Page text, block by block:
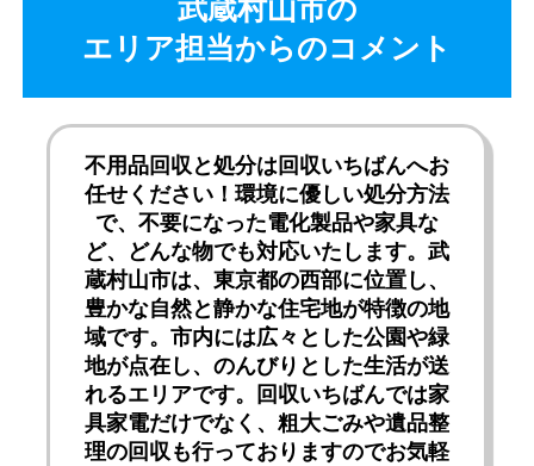
武蔵村山市の
エリア担当からのコメント
不用品回収と処分は回収いちばんへお
任せください！環境に優しい処分方法
で、不要になった電化製品や家具な
ど、どんな物でも対応いたします。武
蔵村山市は、東京都の西部に位置し、
豊かな自然と静かな住宅地が特徴の地
域です。市内には広々とした公園や緑
地が点在し、のんびりとした生活が送
れるエリアです。回収いちばんでは家
具家電だけでなく、粗大ごみや遺品整
理の回収も行っておりますのでお気軽